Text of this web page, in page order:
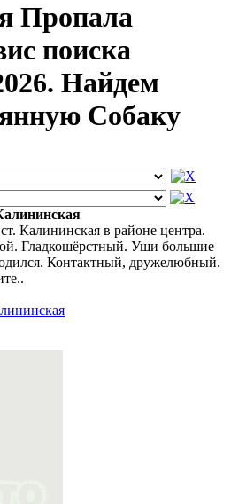
Пропала
поиска
Найдем
Собаку
Калининская в районе центра.
Гладкошёрстный. Уши большие
Контактный, дружелюбный.